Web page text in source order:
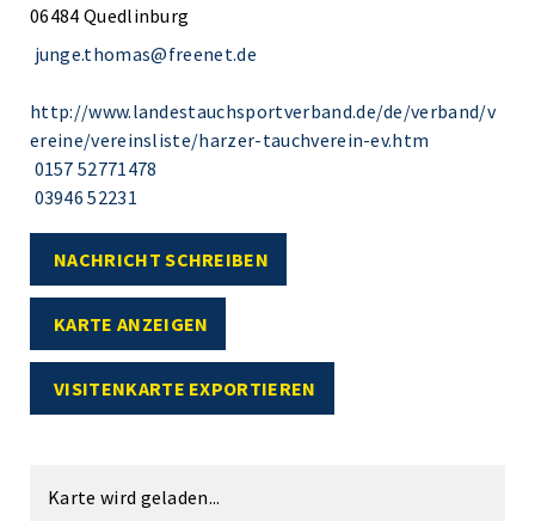
06484 Quedlinburg
junge.thomas@freenet.de
http://www.landestauchsportverband.de/de/verband/v
ereine/vereinsliste/harzer-tauchverein-ev.htm
0157 52771478
03946 52231
NACHRICHT SCHREIBEN
KARTE ANZEIGEN
VISITENKARTE EXPORTIEREN
Karte wird geladen...